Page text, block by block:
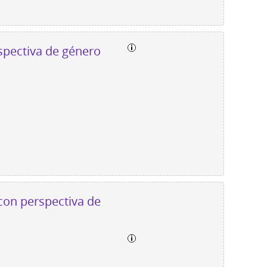
de género
perspectiva de